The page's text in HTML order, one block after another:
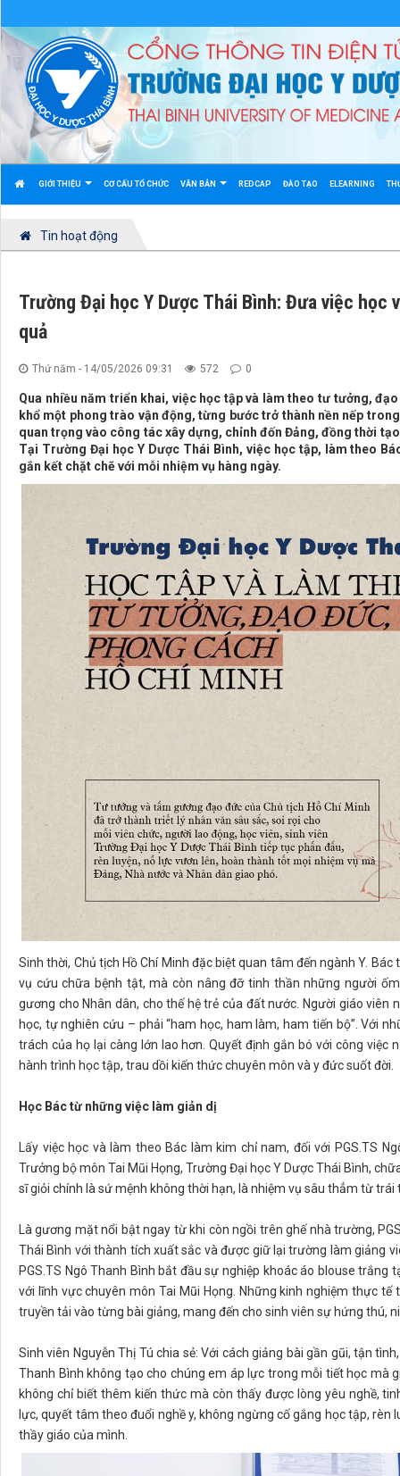
GIỚI THIỆU CƠ CẤU TỔ CHỨC VĂN BẢN REDCAP ĐÀO TẠO ELEARNING
Tin hoạt động
Trường Đại học Y Dược Thái Bình: Đưa việc học
quả
Thứ năm - 14/05/2026 09:31 572 0
Qua nhiều năm triển khai, việc học tập và làm theo tư tưởng,
khổ một phong trào vận động, từng bước trở thành nền nếp
quan trọng vào công tác xây dựng, chỉnh đốn Đảng, đồng thời
Tại Trường Đại học Y Dược Thái Bình, việc học tập, làm theo
gắn kết chặt chẽ với mỗi nhiệm vụ hàng ngày.
Sinh thời, Chủ tịch Hồ Chí Minh đặc biệt quan tâm đến ngành Y.
vụ cứu chữa bệnh tật, mà còn nâng đỡ tinh thần những người
gương cho Nhân dân, cho thế hệ trẻ của đất nước. Người giáo
học, tự nghiên cứu – phải “ham học, ham làm, ham tiến bộ”. Với
trách của họ lại càng lớn lao hơn. Quyết định gắn bó với công
hành trình học tập, trau dồi kiến thức chuyên môn và y đức suốt đời.
Học Bác từ những việc làm giản dị
Lấy việc học và làm theo Bác làm kim chỉ nam, đối với PGS.TS
Trưởng bộ môn Tai Mũi Họng, Trường Đại học Y Dược Thái Bình,
sĩ giỏi chính là sứ mệnh không thời hạn, là nhiệm vụ sâu thẳm từ
Là gương mặt nổi bật ngay từ khi còn ngồi trên ghế nhà trường,
Thái Bình với thành tích xuất sắc và được giữ lại trường làm giảng
PGS.TS Ngô Thanh Bình bắt đầu sự nghiệp khoác áo blouse trắng
với lĩnh vực chuyên môn Tai Mũi Họng. Những kinh nghiệm thực
truyền tải vào từng bài giảng, mang đến cho sinh viên sự hứng thú,
Sinh viên Nguyễn Thị Tú chia sẻ: Với cách giảng bài gần gũi, tận
Thanh Bình không tạo cho chúng em áp lực trong mỗi tiết học mà
không chỉ biết thêm kiến thức mà còn thấy được lòng yêu nghề,
lực, quyết tâm theo đuổi nghề y, không ngừng cố gắng học tập,
thầy giáo của mình.